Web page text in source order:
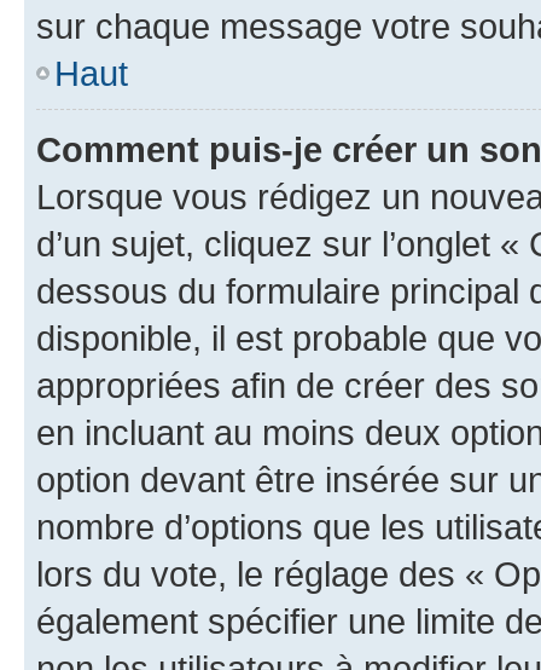
sur chaque message votre
Haut
Comment puis-je créer un
Lorsque vous rédigez un
d’un sujet, cliquez sur l’onglet
dessous du formulaire principal
disponible, il est probable que
appropriées afin de créer des
en incluant au moins deux
option devant être insérée sur
nombre d’options que les
lors du vote, le réglage des «
également spécifier une limite